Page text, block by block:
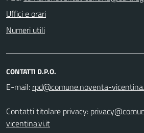
Uffici e orari
Numeri utili
CONTATTI D.P.O.
E-mail:
Contatti titolare privacy:
vicentina.vi.it